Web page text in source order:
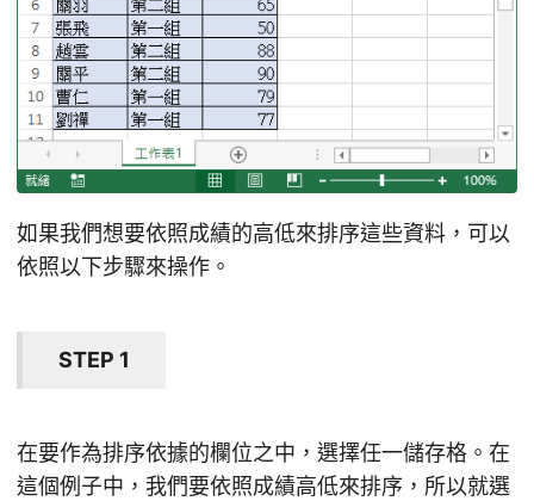
如果我們想要依照成績的高低來排序這些資料，可以
依照以下步驟來操作。
STEP 1
在要作為排序依據的欄位之中，選擇任一儲存格。在
這個例子中，我們要依照成績高低來排序，所以就選